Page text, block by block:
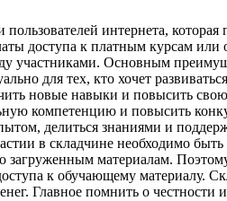
интернета,
доступа к платным курсам
участниками. Основным
для тех, кто хочет
новые навыки и повысить
компетенцию и повысить
делиться знаниями и
в складчине необходимо
материалам.
к обучающему материалу.
Главное помнить о